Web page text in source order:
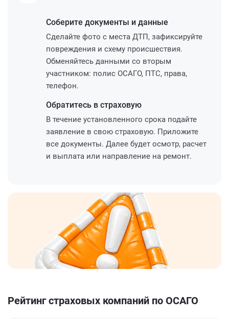
Соберите документы и данные
Сделайте фото с места ДТП, зафиксируйте
повреждения и схему происшествия.
Обменяйтесь данными со вторым
участником: полис ОСАГО, ПТС, права,
телефон.
Обратитесь в страховую
В течение установленного срока подайте
заявление в свою страховую. Приложите
все документы. Далее будет осмотр, расчет
и выплата или направление на ремонт.
Рейтинг страховых компаний по ОСАГО